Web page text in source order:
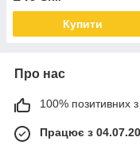
Купити
Про нас
100% позитивних з
Працює з